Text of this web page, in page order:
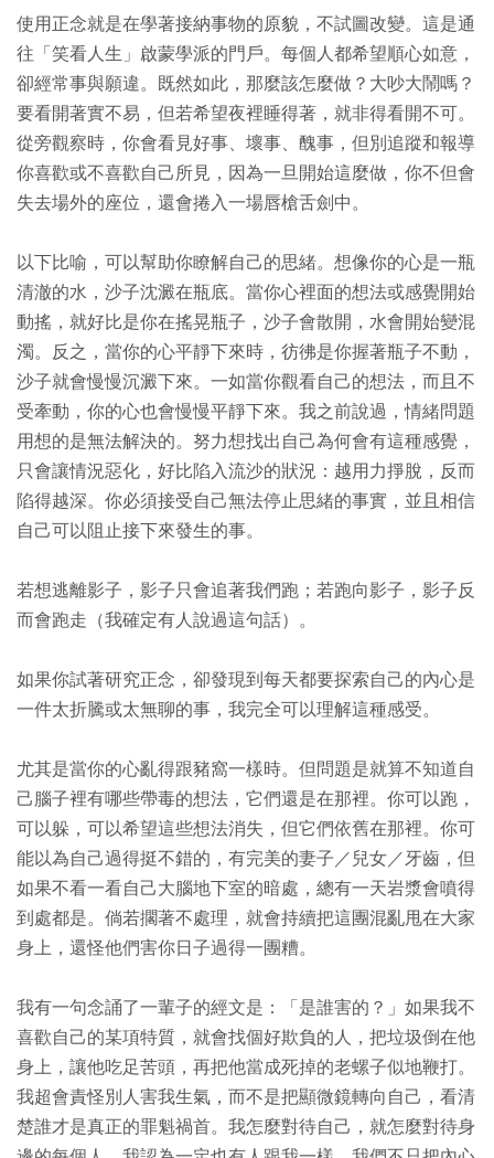
使用正念就是在學著接納事物的原貌，不試圖改變。這是通
往「笑看人生」啟蒙學派的門戶。每個人都希望順心如意，
卻經常事與願違。既然如此，那麼該怎麼做？大吵大鬧嗎？
要看開著實不易，但若希望夜裡睡得著，就非得看開不可。
從旁觀察時，你會看見好事、壞事、醜事，但別追蹤和報導
你喜歡或不喜歡自己所見，因為一旦開始這麼做，你不但會
失去場外的座位，還會捲入一場唇槍舌劍中。
以下比喻，可以幫助你瞭解自己的思緒。想像你的心是一瓶
清澈的水，沙子沈澱在瓶底。當你心裡面的想法或感覺開始
動搖，就好比是你在搖晃瓶子，沙子會散開，水會開始變混
濁。反之，當你的心平靜下來時，彷彿是你握著瓶子不動，
沙子就會慢慢沉澱下來。一如當你觀看自己的想法，而且不
受牽動，你的心也會慢慢平靜下來。我之前說過，情緒問題
用想的是無法解決的。努力想找出自己為何會有這種感覺，
只會讓情況惡化，好比陷入流沙的狀況：越用力掙脫，反而
陷得越深。你必須接受自己無法停止思緒的事實，並且相信
自己可以阻止接下來發生的事。
若想逃離影子，影子只會追著我們跑；若跑向影子，影子反
而會跑走（我確定有人說過這句話）。
如果你試著研究正念，卻發現到每天都要探索自己的內心是
一件太折騰或太無聊的事，我完全可以理解這種感受。
尤其是當你的心亂得跟豬窩一樣時。但問題是就算不知道自
己腦子裡有哪些帶毒的想法，它們還是在那裡。你可以跑，
可以躲，可以希望這些想法消失，但它們依舊在那裡。你可
能以為自己過得挺不錯的，有完美的妻子／兒女／牙齒，但
如果不看一看自己大腦地下室的暗處，總有一天岩漿會噴得
到處都是。倘若擱著不處理，就會持續把這團混亂甩在大家
身上，還怪他們害你日子過得一團糟。
我有一句念誦了一輩子的經文是：「是誰害的？」如果我不
喜歡自己的某項特質，就會找個好欺負的人，把垃圾倒在他
身上，讓他吃足苦頭，再把他當成死掉的老螺子似地鞭打。
我超會責怪別人害我生氣，而不是把顯微鏡轉向自己，看清
楚誰才是真正的罪魁禍首。我怎麼對待自己，就怎麼對待身